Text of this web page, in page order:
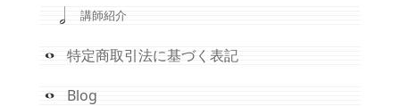
講師紹介
特定商取引法に基づく表記
Blog